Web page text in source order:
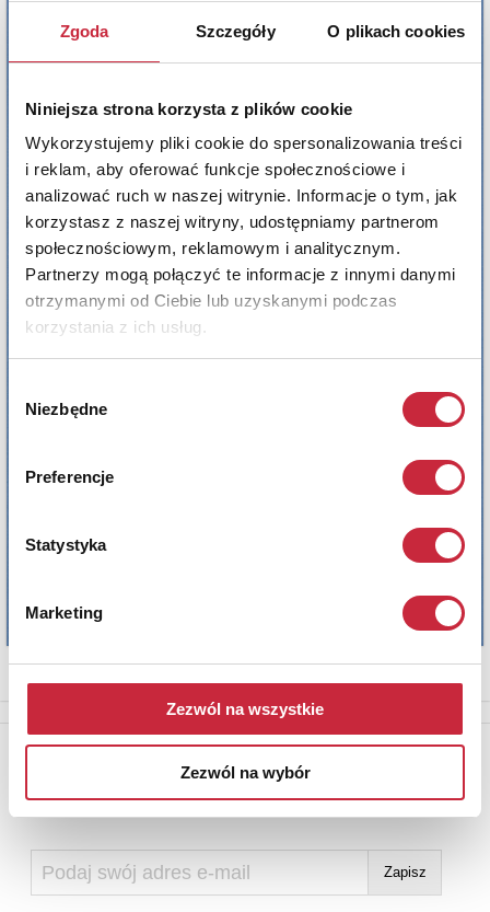
Zgoda Szczegóły O plikach cookies
Niniejsza strona korzysta z plików cookie
Wykorzystujemy pliki cookie do spersonalizowania treści
i reklam, aby oferować funkcje społecznościowe i
analizować ruch w naszej witrynie. Informacje o tym, jak
korzystasz z naszej witryny, udostępniamy partnerom
społecznościowym, reklamowym i analitycznym.
Partnerzy mogą połączyć te informacje z innymi danymi
otrzymanymi od Ciebie lub uzyskanymi podczas
korzystania z ich usług.
zgody
Niezbędne
Preferencje
Statystyka
Marketing
Zezwól na wszystkie
Zezwól na wybór
Newsletter